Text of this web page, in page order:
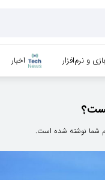
و نرم‌افزار اخبار
شما نوشته شده است.